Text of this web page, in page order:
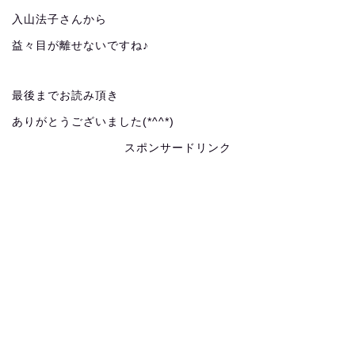
入山法子さんから
益々目が離せないですね♪
最後までお読み頂き
ありがとうございました(*^^*)
スポンサードリンク